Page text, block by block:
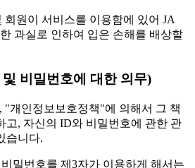
회원이 서비스를 이용함에 있어 JA
과실로 인하여 입은 손해를 배상할
비밀번호에 대한 의무)
"개인정보보호정책"에 의해서 그 책
고, 자신의 ID와 비밀번호에 관한 관
습니다.
밀번호를 제3자가 이용하게 해서는